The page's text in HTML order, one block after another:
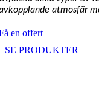
atmosfär
en offert
SE PRODUKTER